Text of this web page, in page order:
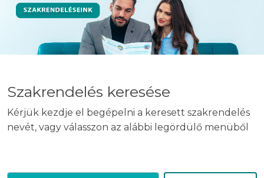
Szakrendelés keresése
Kérjük kezdje el begépelni a keresett szakrendelés
nevét, vagy válasszon az alábbi legördülő menüből